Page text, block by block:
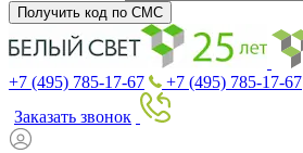
Получить код по СМС
+7 (495) 785-17-67
+7 (495) 785-17-67
Заказать звонок